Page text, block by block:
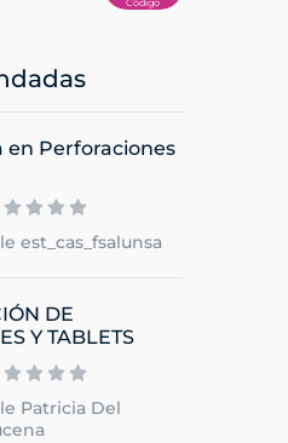
en Perforaciones
est_cas_fsalunsa
DE
Y TABLETS
Patricia Del